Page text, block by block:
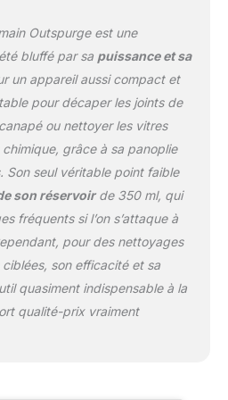
pulvériser de la vapeur
en continu pendant 8 à
10 minutes, pas besoin
d'ajouter de l'eau au
milieu, une fois pour
enlever les taches
tenaces Sans produits
chimiques et sans
danger : cette injection
de vapeur est 100 %
sans produits chimiques,
sans fumée ni résidus
nocifs, vous n'avez qu'à
de la vapeur haute
température et haute
Outspurge est une
bluffé par sa puissance et sa
un appareil aussi compact et
pour décaper les joints de
ou nettoyer les vitres
grâce à sa panoplie
Son seul véritable point faible
son réservoirde 350 ml, qui
fréquents si l’on s’attaque à
pour des nettoyages
son efficacité et sa
quasiment indispensable à la
qualité-prix vraiment